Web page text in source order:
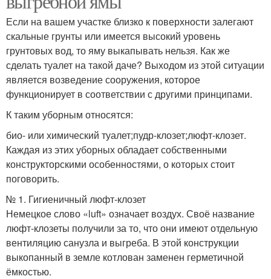
Если на вашем участке близко к поверхности залегают
скальные грунты или имеется высокий уровень
грунтовых вод, то яму выкапывать нельзя. Как же
сделать туалет на такой даче? Выходом из этой ситуации
является возведение сооружения, которое
функционирует в соответствии с другими принципами.
К таким уборным относятся:
био- или химический туалет;пудр-клозет;люфт-клозет.
Каждая из этих уборных обладает собственными
конструкторскими особенностями, о которых стоит
поговорить.
№ 1. Гигиеничный люфт-клозет
Немецкое слово «luft» означает воздух. Своё название
люфт-клозеты получили за то, что они имеют отдельную
вентиляцию санузла и выгреба. В этой конструкции
выкопанный в земле котлован заменен герметичной
ёмкостью.